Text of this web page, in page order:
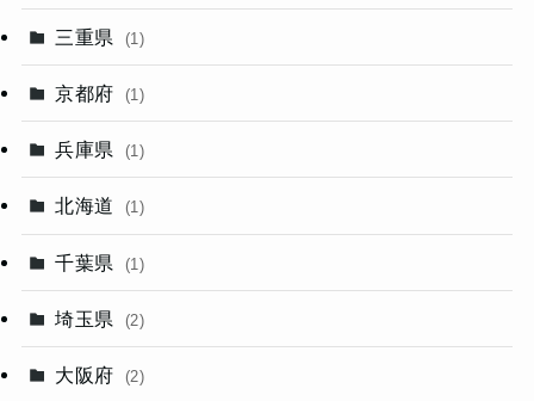
三重県 (1)
京都府 (1)
兵庫県 (1)
北海道 (1)
千葉県 (1)
埼玉県 (2)
大阪府 (2)